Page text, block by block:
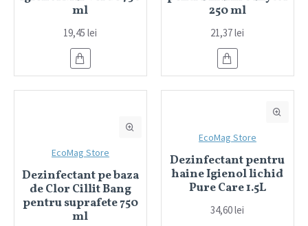
ml
19,45 lei
250 ml
21,37 lei
EcoMag Store
Dezinfectant pe baza
de Clor Cillit Bang
pentru suprafete 750
ml
EcoMag Store
Dezinfectant pentru
haine Igienol lichid
Pure Care 1.5L
34,60 lei